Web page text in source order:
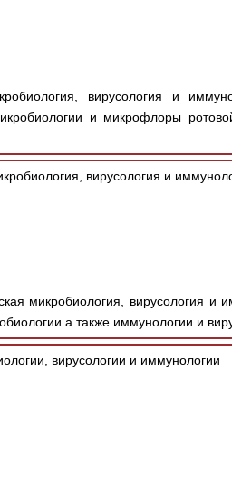
вирусология и
и микрофлоры
вирусология и
микробиология, вирусология и
а также иммунологии и
вирусологии и иммунологии